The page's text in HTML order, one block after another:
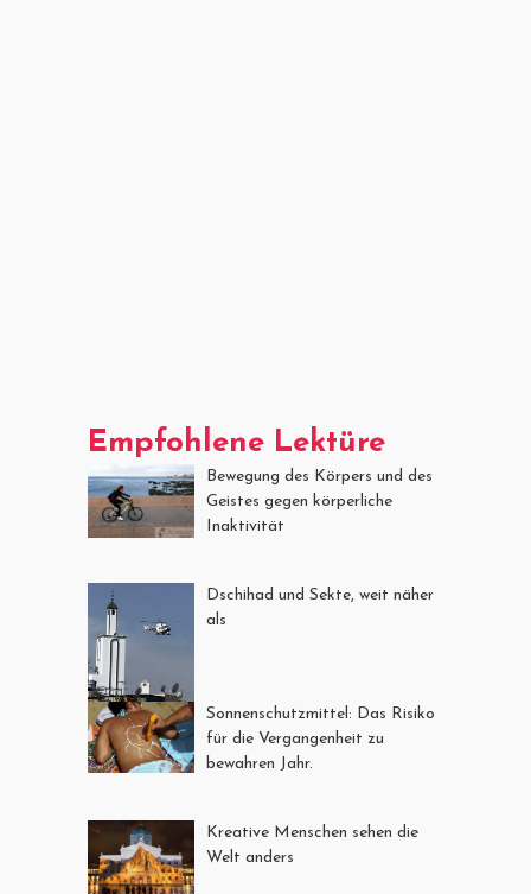
Empfohlene Lektüre
Bewegung des Körpers und des
Geistes gegen körperliche
Inaktivität
Dschihad und Sekte, weit näher
als
Sonnenschutzmittel: Das Risiko
für die Vergangenheit zu
bewahren Jahr.
Kreative Menschen sehen die
Welt anders